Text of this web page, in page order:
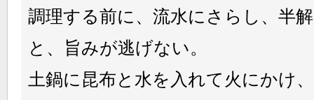
調理する前に、流水にさらし、半
と、旨みが逃げない。
土鍋に昆布と水を入れて火にかけ